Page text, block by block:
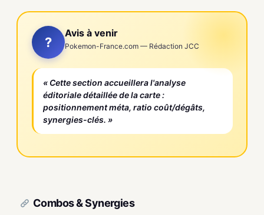
?
Avis à venir
Pokemon-France.com — Rédaction JCC
« Cette section accueillera l'analyse
éditoriale détaillée de la carte :
positionnement méta, ratio coût/dégâts,
synergies-clés. »
Combos & Synergies